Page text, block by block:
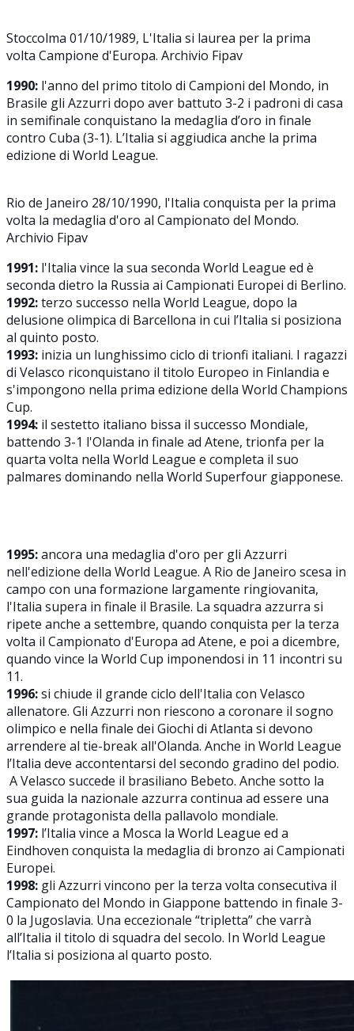
Stoccolma 01/10/1989, L'Italia si laurea per la prima
volta Campione d'Europa. Archivio Fipav
1990: l'anno del primo titolo di Campioni del Mondo, in
Brasile gli Azzurri dopo aver battuto 3-2 i padroni di casa
in semifinale conquistano la medaglia d’oro in finale
contro Cuba (3-1). L’Italia si aggiudica anche la prima
edizione di World League.
Rio de Janeiro 28/10/1990, l'Italia conquista per la prima
volta la medaglia d'oro al Campionato del Mondo.
Archivio Fipav
1991: l'Italia vince la sua seconda World League ed è
seconda dietro la Russia ai Campionati Europei di Berlino.
1992:terzo successo nella World League, dopo la
delusione olimpica di Barcellona in cui l’Italia si posiziona
al quinto posto.
1993: inizia un lunghissimo ciclo di trionfi italiani. I ragazzi
di Velasco riconquistano il titolo Europeo in Finlandia e
s'impongono nella prima edizione della World Champions
Cup.
1994: il sestetto italiano bissa il successo Mondiale,
battendo 3-1 l'Olanda in finale ad Atene, trionfa per la
quarta volta nella World League e completa il suo
palmares dominando nella World Superfour giapponese.
1995:ancora una medaglia d'oro per gli Azzurri
nell'edizione della World League. A Rio de Janeiro scesa in
campo con una formazione largamente ringiovanita,
l'Italia supera in finale il Brasile. La squadra azzurra si
ripete anche a settembre, quando conquista per la terza
volta il Campionato d'Europa ad Atene, e poi a dicembre,
quando vince la World Cup imponendosi in 11 incontri su
11.
1996:si chiude il grande ciclo dell'Italia con Velasco
allenatore. Gli Azzurri non riescono a coronare il sogno
olimpico e nella finale dei Giochi di Atlanta si devono
arrendere al tie-break all'Olanda. Anche in World League
l’Italia deve accontentarsi del secondo gradino del podio.
A Velasco succede il brasiliano Bebeto. Anche sotto la
sua guida la nazionale azzurra continua ad essere una
grande protagonista della pallavolo mondiale.
1997: l’Italia vince a Mosca la World League ed a
Eindhoven conquista la medaglia di bronzo ai Campionati
Europei.
1998: gli Azzurri vincono per la terza volta consecutiva il
Campionato del Mondo in Giappone battendo in finale 3-
0 la Jugoslavia. Una eccezionale “tripletta” che varrà
all’Italia il titolo di squadra del secolo. In World League
l’Italia si posiziona al quarto posto.